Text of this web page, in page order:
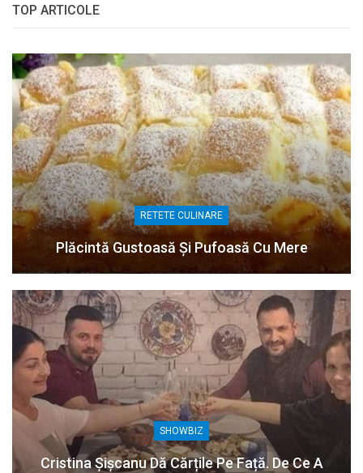
TOP ARTICOLE
RETETE CULINARE
Plăcintă Gustoasă Și Pufoasă Cu Mere
SHOWBIZ
Cristina Șișcanu Dă Cărțile Pe Față. De Ce A